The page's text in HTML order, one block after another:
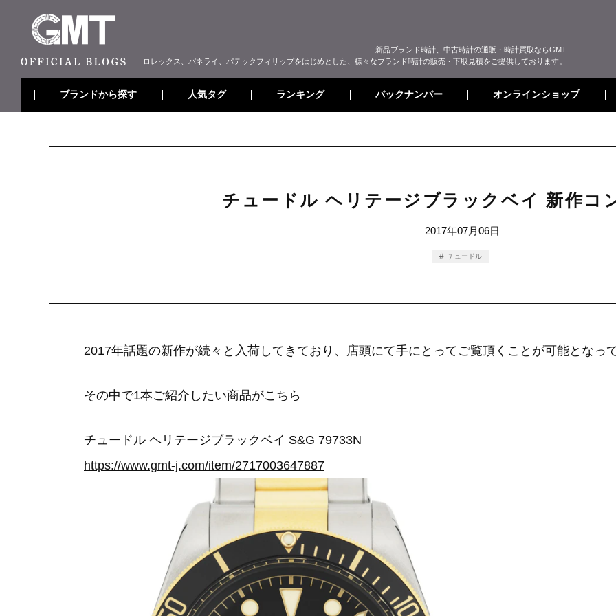
新品ブランド時計、中古時計の通販・時計買取ならGMT
ロレックス、パネライ、パテックフィリップをはじめとした、様々なブランド時計の販売・下取見積をご提供しております。
ブランドから探す 人気タグ ランキング バックナンバー オンラインショップ
チュードル ヘリテージブラックベイ 新作コ
2017年07月06日
チュードル
2017年話題の新作が続々と入荷してきており、店頭にて手にとってご覧頂くことが可能となっ
その中で1本ご紹介したい商品がこちら
チュードル ヘリテージブラックベイ S&G 79733N
https://www.gmt-j.com/item/2717003647887